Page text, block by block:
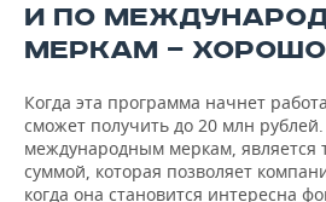
И ПО
МЕРКАМ — ХОРОШО
Когда эта программа начнет
сможет получить до 20 млн
международным меркам, является
суммой, которая позволяет
когда она становится интересна